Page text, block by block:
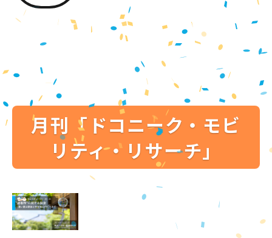
月刊「ドコニーク・モビ
リティ・リサーチ」